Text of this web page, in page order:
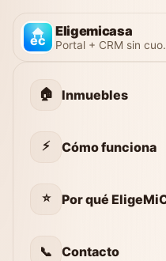
Eligemicasa
Portal
🏠 Inmuebles
⚡ Cómo funciona
⭐ Por qué
📞 Contacto